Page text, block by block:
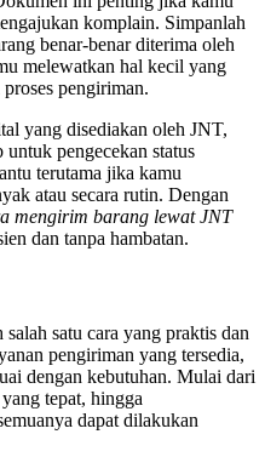
komplain. Simpanlah
benar-benar diterima oleh
melewatkan hal kecil yang
pengiriman.
yang disediakan oleh JNT,
pengecekan status
terutama jika kamu
atau secara rutin. Dengan
mengirim barang lewat JNT
dan tanpa hambatan.
satu cara yang praktis dan
pengiriman yang tersedia,
dengan kebutuhan. Mulai dari
tepat, hingga
dapat dilakukan